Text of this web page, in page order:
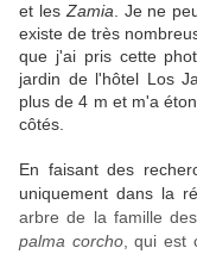
et lesZamia . Je ne
existe de très
que j'ai pris cette
jardin de l'hôtel Los
plus de 4 m et m'a
côtés.
En faisant des
uniquement dans la
arbre de la famille des
palma corcho, qui est